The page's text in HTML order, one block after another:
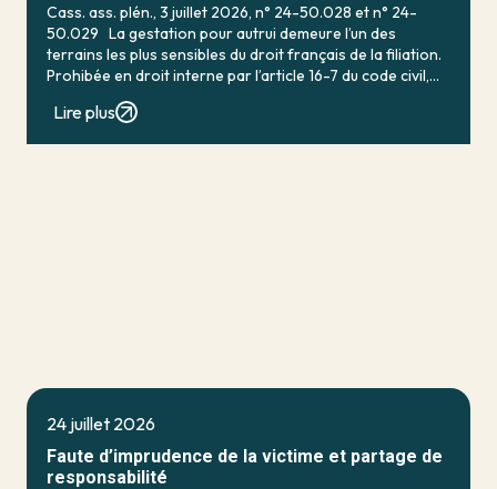
Cass. ass. plén., 3 juillet 2026, n° 24-50.028 et n° 24-
50.029 La gestation pour autrui demeure l’un des
terrains les plus sensibles du droit français de la filiation.
Prohibée en droit interne par l’article 16-7 du code civil,
Lire plus
24 juillet 2026
Faute d’imprudence de la victime et partage de
responsabilité